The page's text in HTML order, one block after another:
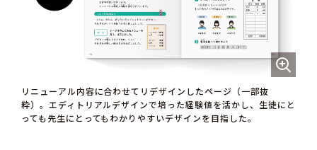
リニューアル内容に合わせてリデザインしたページ（一部抜
粋）。エディトリアルデザインで培った経験値を活かし、生徒にと
っても先生にとってもわかりやすいデザインを目指した。